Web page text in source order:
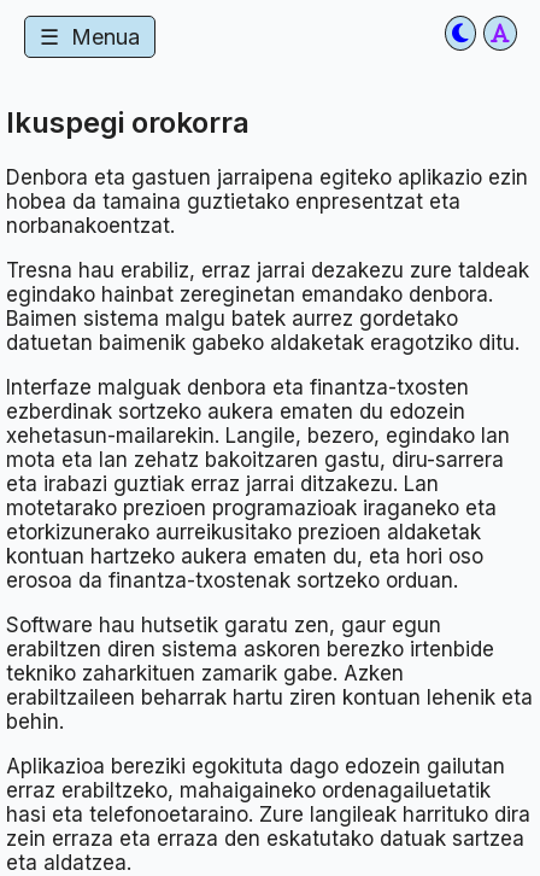
☰ Menua
Ikuspegi orokorra
Denbora eta gastuen jarraipena egiteko aplikazio ezin
hobea da tamaina guztietako enpresentzat eta
norbanakoentzat.
Tresna hau erabiliz, erraz jarrai dezakezu zure taldeak
egindako hainbat zereginetan emandako denbora.
Baimen sistema malgu batek aurrez gordetako
datuetan baimenik gabeko aldaketak eragotziko ditu.
Interfaze malguak denbora eta finantza-txosten
ezberdinak sortzeko aukera ematen du edozein
xehetasun-mailarekin. Langile, bezero, egindako lan
mota eta lan zehatz bakoitzaren gastu, diru-sarrera
eta irabazi guztiak erraz jarrai ditzakezu. Lan
motetarako prezioen programazioak iraganeko eta
etorkizunerako aurreikusitako prezioen aldaketak
kontuan hartzeko aukera ematen du, eta hori oso
erosoa da finantza-txostenak sortzeko orduan.
Software hau hutsetik garatu zen, gaur egun
erabiltzen diren sistema askoren berezko irtenbide
tekniko zaharkituen zamarik gabe. Azken
erabiltzaileen beharrak hartu ziren kontuan lehenik eta
behin.
Aplikazioa bereziki egokituta dago edozein gailutan
erraz erabiltzeko, mahaigaineko ordenagailuetatik
hasi eta telefonoetaraino. Zure langileak harrituko dira
zein erraza eta erraza den eskatutako datuak sartzea
eta aldatzea.